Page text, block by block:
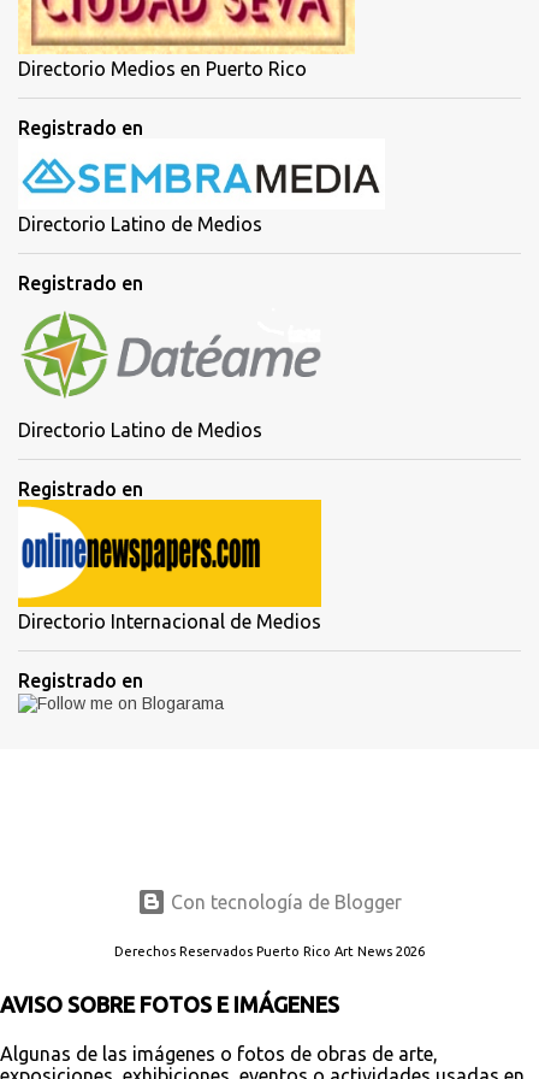
Directorio Medios en Puerto Rico
Registrado en
Directorio Latino de Medios
Registrado en
Directorio Latino de Medios
Registrado en
Directorio Internacional de Medios
Registrado en
Con tecnología de Blogger
Derechos Reservados Puerto Rico Art News 2026
AVISO SOBRE FOTOS E IMÁGENES
Algunas de las imágenes o fotos de obras de arte,